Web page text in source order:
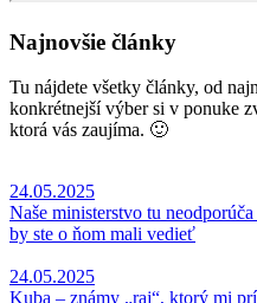
Najnovšie články
Tu nájdete všetky články, od
konkrétnejší výber si v ponuke
ktorá vás zaujíma. 🙂
24.05.2025
Naše ministerstvo tu
by ste o ňom mali vedieť
24.05.2025
Kuba – známy „raj“, ktorý mi